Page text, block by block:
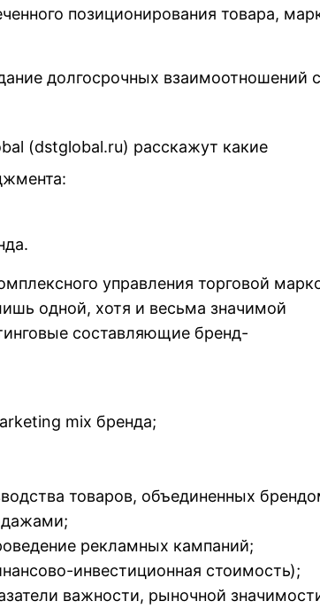
позиционирования товара,
долгосрочных взаимоотношений с
(dstglobal.ru) расскажут какие
управления торговой
одной, хотя и весьма значимой
составляющие бренд-
mix бренда;
товаров, объединенных
рекламных кампаний;
инвестиционная стоимость);
важности, рыночной